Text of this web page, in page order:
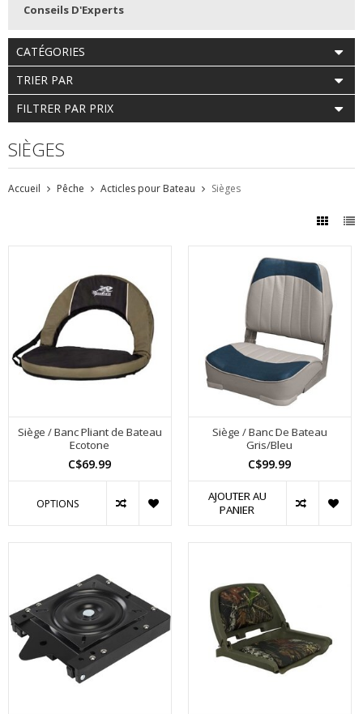
Conseils D'Experts
CATÉGORIES
TRIER PAR
FILTRER PAR PRIX
SIÈGES
Accueil Pêche Acticles pour Bateau Sièges
Siège / Banc Pliant de Bateau
Ecotone
C$69.99
OPTIONS
Siège / Banc De Bateau
Gris/Bleu
C$99.99
AJOUTER AU
PANIER